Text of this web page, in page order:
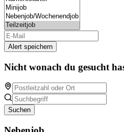
Alert speichern
Nicht wonach du gesucht
Suchen